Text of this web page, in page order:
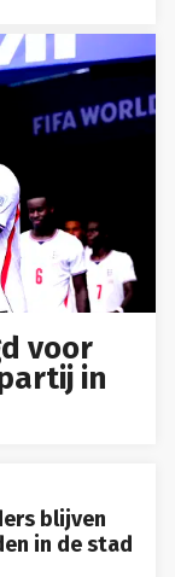
voor
in
blijven
in de stad